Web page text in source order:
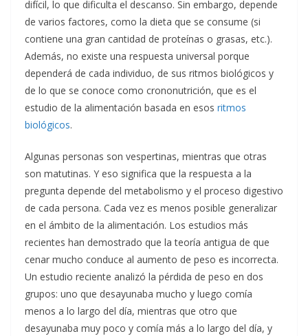
difícil, lo que dificulta el descanso. Sin embargo, depende
de varios factores, como la dieta que se consume (si
contiene una gran cantidad de proteínas o grasas, etc.).
Además, no existe una respuesta universal porque
dependerá de cada individuo, de sus ritmos biológicos y
de lo que se conoce como crononutrición, que es el
estudio de la alimentación basada en esos ritmos
biológicos.
Algunas personas son vespertinas, mientras que otras
son matutinas. Y eso significa que la respuesta a la
pregunta depende del metabolismo y el proceso digestivo
de cada persona. Cada vez es menos posible generalizar
en el ámbito de la alimentación. Los estudios más
recientes han demostrado que la teoría antigua de que
cenar mucho conduce al aumento de peso es incorrecta.
Un estudio reciente analizó la pérdida de peso en dos
grupos: uno que desayunaba mucho y luego comía
menos a lo largo del día, mientras que otro que
desayunaba muy poco y comía más a lo largo del día, y